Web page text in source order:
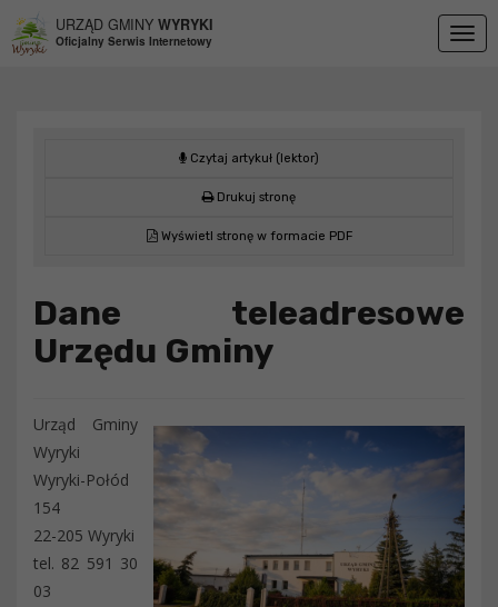
URZĄD GMINY WYRYKI
Oficjalny Serwis Internetowy
Czytaj artykuł (lektor)
Drukuj stronę
Wyświetl stronę w formacie PDF
Dane teleadresowe
Urzędu Gminy
Urząd Gminy
Wyryki
Wyryki-Połód
154
22-205 Wyryki
tel. 82 591 30
03